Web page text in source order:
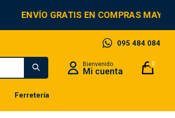
ENVÍO GRATIS EN COMPRAS
Ferretería
0
095 484 084